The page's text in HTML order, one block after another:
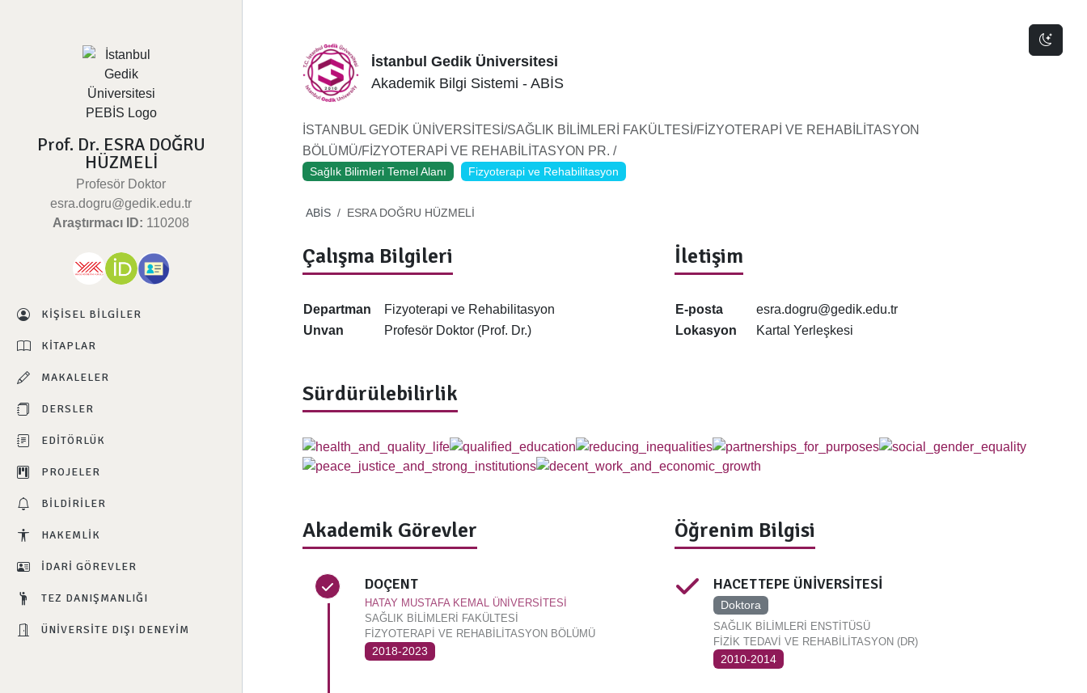
Dark
Prof. Dr. ESRA DOĞRU
HÜZMELİ
Profesör Doktor
esra.dogru@gedik.edu.tr
Araştırmacı ID: 110208
KIŞISEL BILGILER
KITAPLAR
MAKALELER
DERSLER
EDITÖRLÜK
PROJELER
BILDIRILER
HAKEMLIK
İDARI GÖREVLER
TEZ DANIŞMANLIĞI
ÜNIVERSITE DIŞI DENEYIM
İstanbul Gedik Üniversitesi
Akademik Bilgi Sistemi - ABİS
İSTANBUL GEDİK ÜNİVERSİTESİ/SAĞLIK BİLİMLERİ FAKÜLTESİ/FİZYOTERAPİ VE REHABİLİTASYON
BÖLÜMÜ/FİZYOTERAPİ VE REHABİLİTASYON PR. /
Sağlık Bilimleri Temel Alanı Fizyoterapi ve Rehabilitasyon
ABİS ESRA DOĞRU HÜZMELİ
Çalışma Bilgileri
Departman
Fizyoterapi ve Rehabilitasyon
Unvan
Profesör Doktor (Prof. Dr.)
İletişim
E-posta
esra.dogru@gedik.edu.tr
Lokasyon
Kartal Yerleşkesi
Sürdürülebilirlik
Akademik Görevler
DOÇENT
HATAY MUSTAFA KEMAL ÜNİVERSİTESİ
SAĞLIK BİLİMLERİ FAKÜLTESİ
FİZYOTERAPİ VE REHABİLİTASYON BÖLÜMÜ
2018-2023
Öğrenim Bilgisi
HACETTEPE ÜNİVERSİTESİ
Doktora
SAĞLIK BİLİMLERİ ENSTİTÜSÜ
FİZİK TEDAVİ VE REHABİLİTASYON (DR)
2010-2014